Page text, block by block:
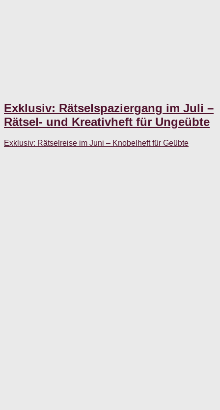
Exklusiv: Rätselspaziergang im Juli –
Rätsel- und Kreativheft für Ungeübte
Exklusiv: Rätselreise im Juni – Knobelheft für Geübte